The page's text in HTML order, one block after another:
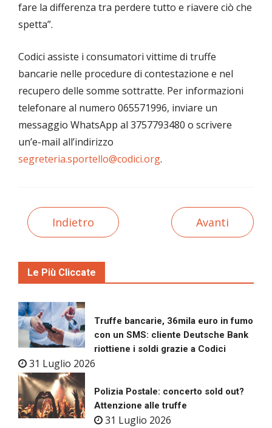
fare la differenza tra perdere tutto e riavere ciò che
spetta”.
Codici assiste i consumatori vittime di truffe
bancarie nelle procedure di contestazione e nel
recupero delle somme sottratte. Per informazioni
telefonare al numero 065571996, inviare un
messaggio WhatsApp al 3757793480 o scrivere
un’e-mail all’indirizzo
segreteria.sportello@codici.org.
Indietro Avanti
Le Più Cliccate
Truffe bancarie, 36mila euro in fumo
con un SMS: cliente Deutsche Bank
riottiene i soldi grazie a Codici
31 Luglio 2026
Polizia Postale: concerto sold out?
Attenzione alle truffe
31 Luglio 2026